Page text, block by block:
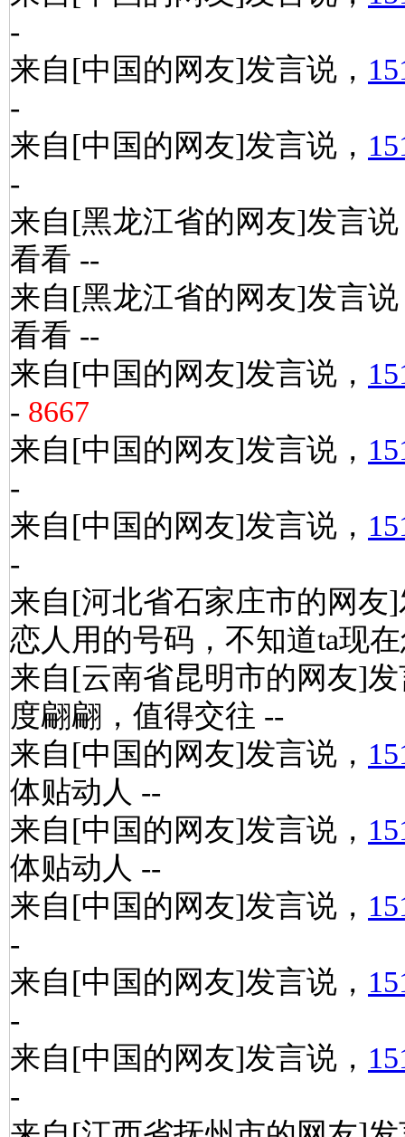
-
来自[中国的网友]发言说，
-
来自[中国的网友]发言说，
-
来自[黑龙江省的网友]发言
看看 --
来自[黑龙江省的网友]发言
看看 --
来自[中国的网友]发言说，
- 8667
来自[中国的网友]发言说，
-
来自[中国的网友]发言说，
-
来自[河北省石家庄市的网友
恋人用的号码，不知道ta现
来自[云南省昆明市的网友]
度翩翩，值得交往 --
来自[中国的网友]发言说，
体贴动人 --
来自[中国的网友]发言说，
体贴动人 --
来自[中国的网友]发言说，
-
来自[中国的网友]发言说，
-
来自[中国的网友]发言说，
-